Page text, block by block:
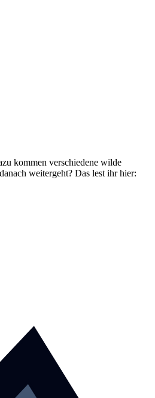
kommen verschiedene wilde
weitergeht? Das lest ihr hier: